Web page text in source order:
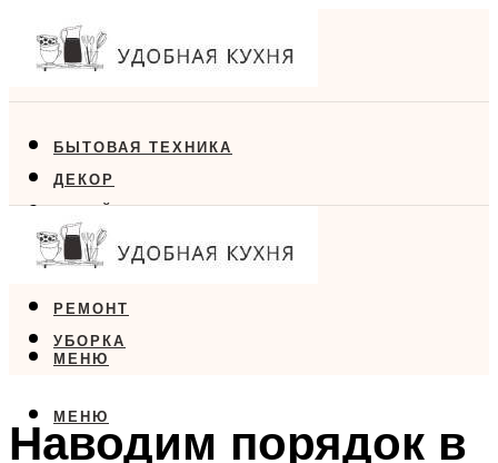
БЫТОВАЯ ТЕХНИКА
ДЕКОР
ДИЗАЙН
ЕДА
РЕМОНТ
УБОРКА
МЕНЮ
МЕНЮ
Наводим порядок в